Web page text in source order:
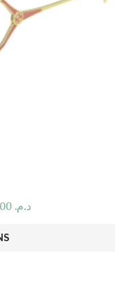
د.م.